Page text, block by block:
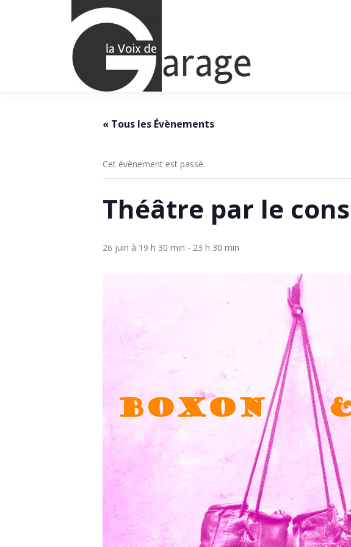
« Tous les Évènements
Cet évènement est passé.
Théâtre par le
26 juin à 19 h 30 min - 23 h 30 min